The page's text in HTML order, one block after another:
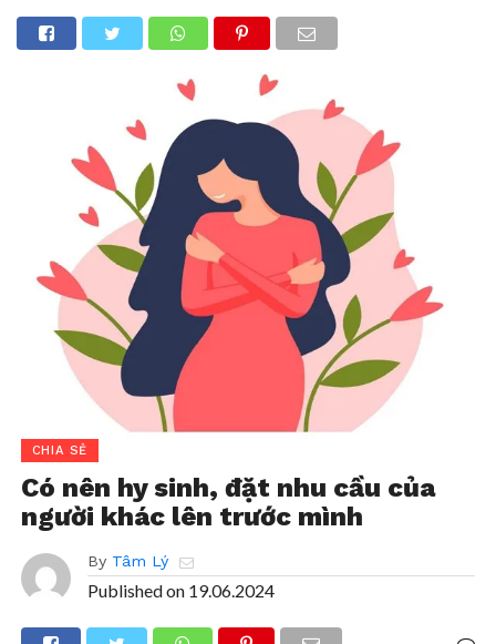
CHIA SẺ
Có nên hy sinh, đặt nhu cầu của
người khác lên trước mình
By Tâm Lý
Published on 19.06.2024